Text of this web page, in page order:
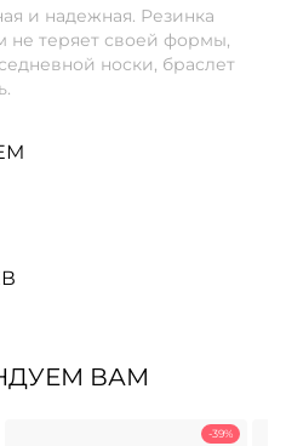
и надежная. Резинка
не теряет своей формы,
носки, браслет
ВАМ
-39%